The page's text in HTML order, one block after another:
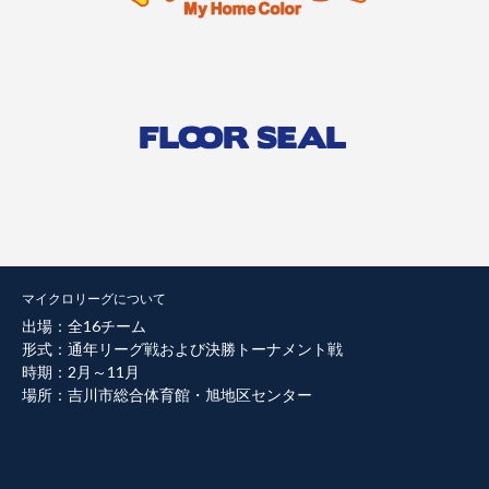
マイクロリーグについて
出場：全16チーム
形式：通年リーグ戦および決勝トーナメント戦
時期：2月～11月
場所：吉川市総合体育館・旭地区センター